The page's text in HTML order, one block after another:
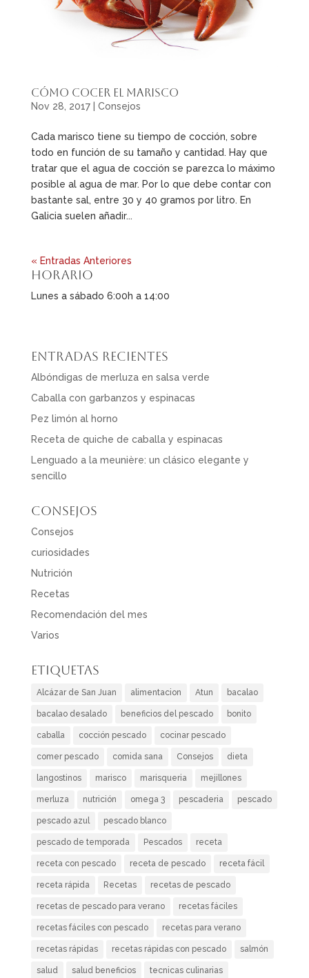
Cómo cocer el marisco
Nov 28, 2017| Consejos
Cada marisco tiene su tiempo de cocción, sobre
todo en función de su tamaño y cantidad. Hay que
tratar que el agua de cocción se parezca lo máximo
posible al agua de mar. Por lo que debe contar con
bastante sal, entre 30 y 40 gramos por litro. En
Galicia suelen añadir...
« Entradas Anteriores
Horario
Lunes a sábado 6:00h a 14:00
Entradas recientes
Albóndigas de merluza en salsa verde
Caballa con garbanzos y espinacas
Pez limón al horno
Receta de quiche de caballa y espinacas
Lenguado a la meunière: un clásico elegante y
sencillo
Consejos
Consejos
curiosidades
Nutrición
Recetas
Recomendación del mes
Varios
Etiquetas
Alcázar de San Juan alimentacion Atun bacalao
bacalao desalado beneficios del pescado bonito
caballa cocción pescado cocinar pescado
comer pescado comida sana Consejos dieta
langostinos marisco marisqueria mejillones
merluza nutrición omega 3 pescaderia pescado
pescado azul pescado blanco
pescado de temporada Pescados receta
receta con pescado receta de pescado receta fácil
receta rápida Recetas recetas de pescado
recetas de pescado para verano recetas fáciles
recetas fáciles con pescado recetas para verano
recetas rápidas recetas rápidas con pescado salmón
salud salud beneficios tecnicas culinarias